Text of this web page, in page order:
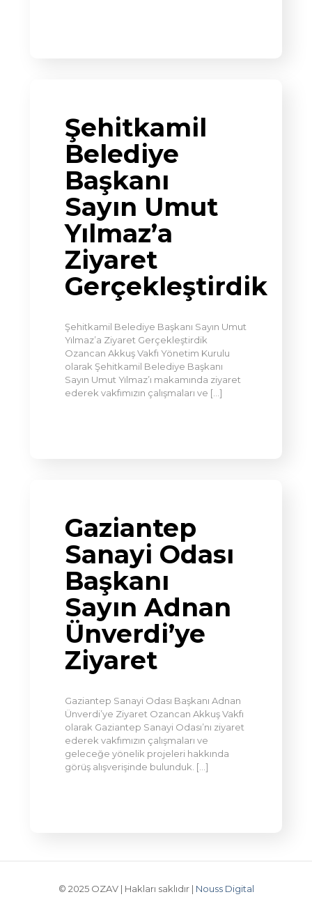
Şehitkamil
Belediye
Başkanı
Sayın Umut
Yılmaz’a
Ziyaret
Gerçekleştirdik
Şehitkamil Belediye Başkanı Sayın Umut
Yılmaz’a Ziyaret Gerçekleştirdik
Ozancan Akkuş Vakfı Yönetim Kurulu
olarak Şehitkamil Belediye Başkanı
Sayın Umut Yılmaz’ı makamında ziyaret
ederek vakfımızın çalışmaları ve […]
Gaziantep
Sanayi Odası
Başkanı
Sayın Adnan
Ünverdi’ye
Ziyaret
Gaziantep Sanayi Odası Başkanı Adnan
Ünverdi’ye Ziyaret Ozancan Akkuş Vakfı
olarak Gaziantep Sanayi Odası’nı ziyaret
ederek vakfımızın çalışmaları ve
geleceğe yönelik projeleri hakkında
görüş alışverişinde bulunduk. […]
© 2025 OZAV | Hakları saklıdır | Nouss Digital